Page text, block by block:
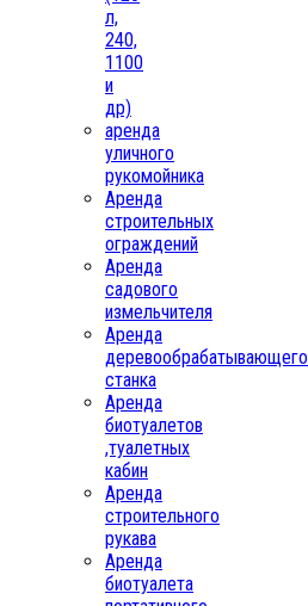
л,
240,
1100
и
др)
аренда
уличного
рукомойника
Аренда
строительных
ограждений
Аренда
садового
измельчителя
Аренда
деревообрабатывающего
станка
Аренда
биотуалетов
,туалетных
кабин
Аренда
строительного
рукава
Аренда
биотуалета